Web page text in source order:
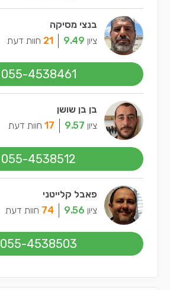
בנצי מסיקה
ציון 9.49
21 חוות דעת
055-4538461
בן בן שושן
ציון 9.57
17 חוות דעת
055-4538512
פאבל קלייטני
ציון 9.56
74 חוות דעת
055-4538503